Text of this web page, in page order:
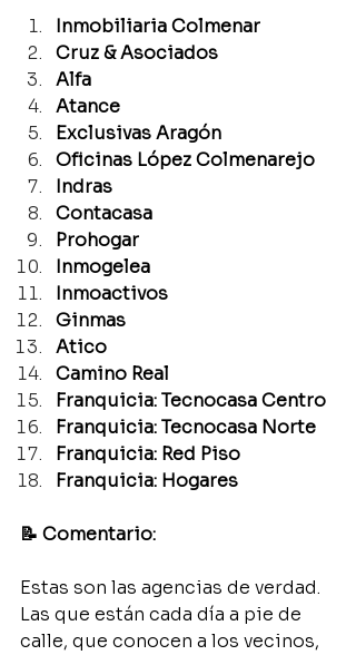
Inmobiliaria Colmenar
Cruz & Asociados
Alfa
Atance
Exclusivas Aragón
Oficinas López Colmenarejo
Indras
Contacasa
Prohogar
Inmogelea
Inmoactivos
Ginmas
Atico
Camino Real
Franquicia: Tecnocasa Centro
Franquicia: Tecnocasa Norte
Franquicia: Red Piso
Franquicia: Hogares
📝 Comentario:
Estas son las agencias de verdad.
Las que están cada día a pie de
calle, que conocen a los vecinos,